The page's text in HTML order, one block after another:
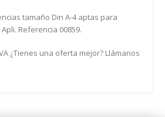
tamaño Din A-4 aptas para
Referencia 00859.
¿Tienes una oferta mejor? Llámanos